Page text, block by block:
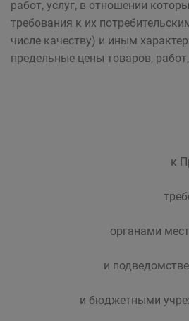
работ, услуг, в отношении
требования к их
числе качеству) и иным
предельные цены товаров, работ,
к
органами
и
и бюджетными